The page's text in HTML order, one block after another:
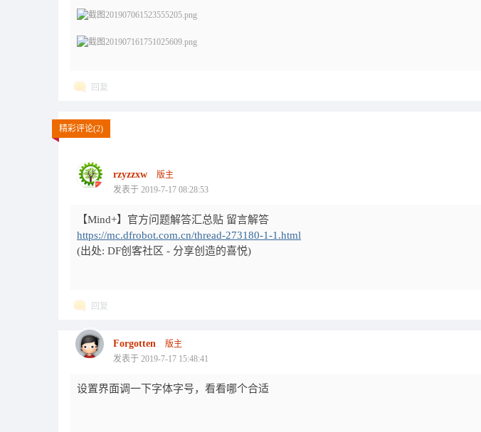
回复
精彩评论(2)
rzyzzxw
版主
发表于 2019-7-17 08:28:53
【Mind+】官方问题解答汇总贴 留言解答
https://mc.dfrobot.com.cn/thread-273180-1-1.html
(出处: DF创客社区 - 分享创造的喜悦)
回复
Forgotten
版主
发表于 2019-7-17 15:48:41
设置界面调一下字体字号，看看哪个合适